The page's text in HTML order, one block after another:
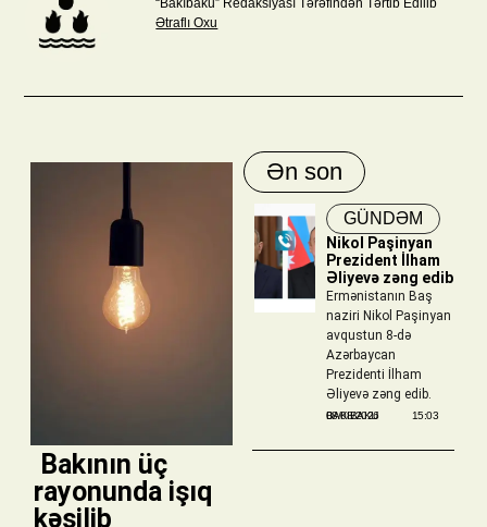
Ətraflı Oxu
​ Bakının üç
rayonunda işıq
kəsilib
Ən son
GÜNDƏM
Nikol Paşinyan
Prezident İlham
Əliyevə zəng edib
Ermənistanın Baş
naziri Nikol Paşinyan
avqustun 8-də
Azərbaycan
Prezidenti İlham
Əliyevə zəng edib.
BAKIBAKU
08/08/2026 15:03